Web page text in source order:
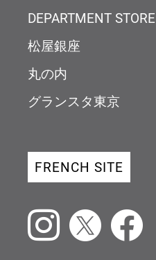
DEPARTMENT STORE
松屋銀座
丸の内
グランスタ東京
FRENCH SITE